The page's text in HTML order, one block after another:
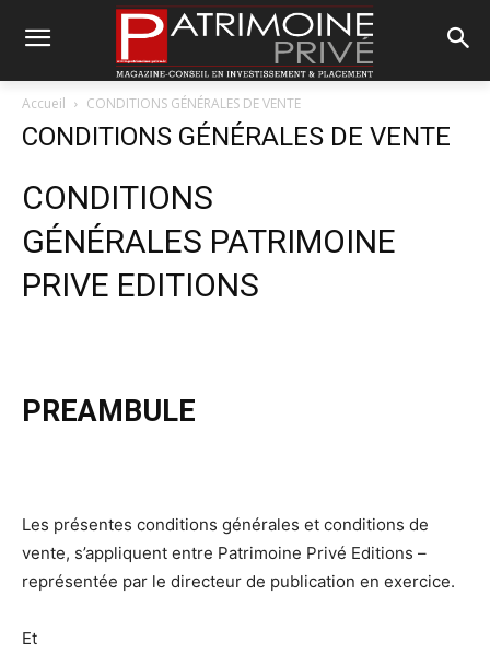
Accueil CONDITIONS GÉNÉRALES DE VENTE
CONDITIONS GÉNÉRALES DE VENTE
CONDITIONS
GÉNÉRALES PATRIMOINE
PRIVE EDITIONS
PREAMBULE
Les présentes conditions générales et conditions de
vente, s’appliquent entre Patrimoine Privé Editions –
représentée par le directeur de publication en exercice.
Et